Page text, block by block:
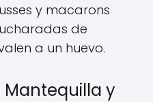
y macarons
de
a un huevo.
y